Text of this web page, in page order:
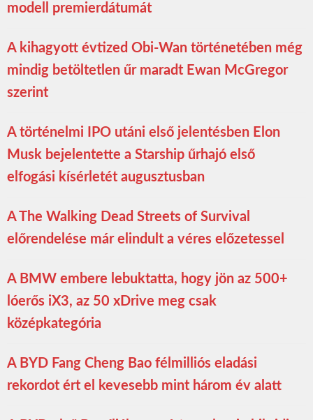
modell premierdátumát
A kihagyott évtized Obi-Wan történetében még
mindig betöltetlen űr maradt Ewan McGregor
szerint
A történelmi IPO utáni első jelentésben Elon
Musk bejelentette a Starship űrhajó első
elfogási kísérletét augusztusban
A The Walking Dead Streets of Survival
előrendelése már elindult a véres előzetessel
A BMW embere lebuktatta, hogy jön az 500+
lóerős iX3, az 50 xDrive meg csak
középkategória
A BYD Fang Cheng Bao félmilliós eladási
rekordot ért el kevesebb mint három év alatt